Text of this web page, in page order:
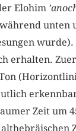
Elohim
unten
wurde).
erhalten.
Zeit um
althebräischen